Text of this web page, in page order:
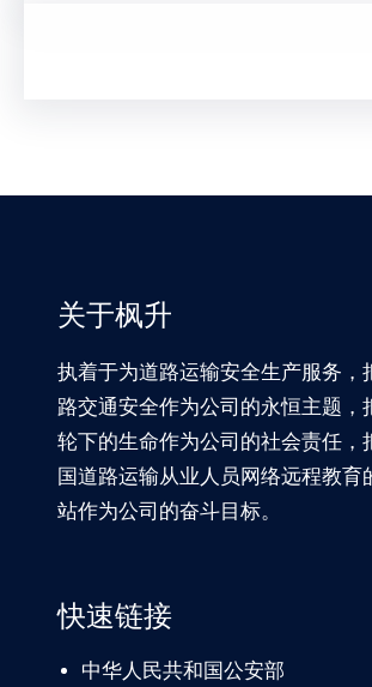
关于枫升
执着于为道路运输安全生产服务，
路交通安全作为公司的永恒主题，
轮下的生命作为公司的社会责任，
国道路运输从业人员网络远程教育
站作为公司的奋斗目标。
快速链接
中华人民共和国公安部